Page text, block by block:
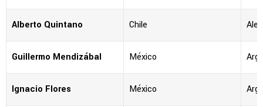
Alberto Quintano Chile
Guillermo Mendizábal México
Ignacio Flores México